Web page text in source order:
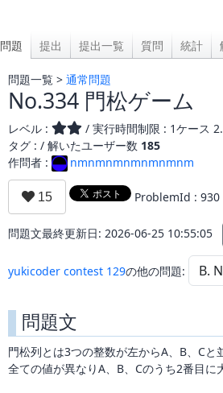
問題 提出 提出一覧 質問 統計
問題一覧 > 通常問題
No.334 門松ゲーム
レベル :
/ 実行時間制限 : 1ケース
タグ : / 解いたユーザー数 185
作問者 :
nmnmnmnmnmnmnm
ProblemId :
問題文最終更新日: 2026-06-25 10:55:05
yukicoder contest 129の他の問題:
問題文
門松列とは3つの整数が左からA、B、Cと
全ての値が異なりA、B、Cのうち2番目